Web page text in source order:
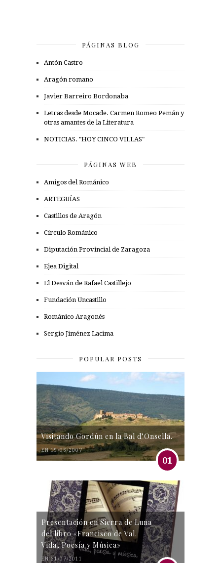
PÁGINAS BLOG
Antón Castro
Aragón romano
Javier Barreiro Bordonaba
Letras desde Mocade. Carmen Romeo Pemán y
otras amantes de la Literatura
NOTICIAS. "HOY CINCO VILLAS"
PÁGINAS WEB
Amigos del Románico
ARTEGUÍAS
Castillos de Aragón
Círculo Románico
Diputación Provincial de Zaragoza
Ejea Digital
El Desván de Rafael Castillejo
Fundación Uncastillo
Románico Aragonés
Sergio Jiménez Lacima
POPULAR POSTS
Visitando Gordún en la Bal d’Onsella.
EN 19/06/2007
01
Presentación en Sierra de Luna
del libro «Francisco de Val.
Vida, Poesía y Música»
EN 31/07/2011